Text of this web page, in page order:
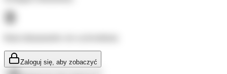
Zaloguj się, aby zobaczyć